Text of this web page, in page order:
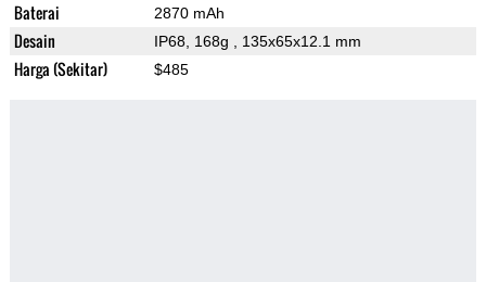
Baterai 2870 mAh
Desain IP68, 168g , 135x65x12.1 mm
Harga (Sekitar) $485